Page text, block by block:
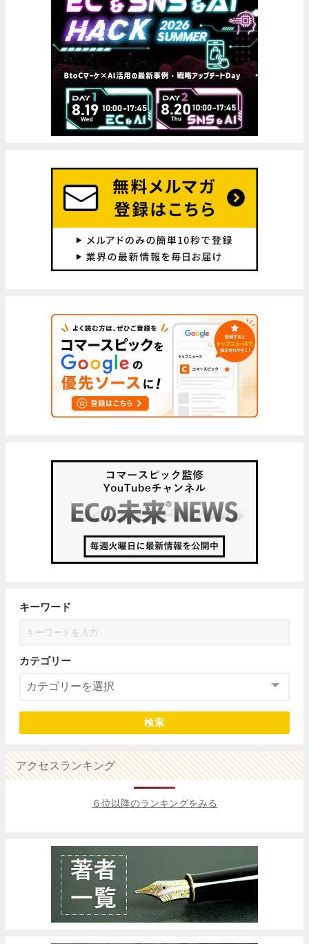
キーワード
カテゴリー
検索
アクセスランキング
６位以降のランキングをみる